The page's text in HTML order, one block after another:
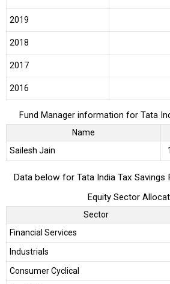
2019
2018
2017
2016
Fund Manager information for Tata
Name
Sailesh Jain
Data below for Tata India Tax Savings
Equity Sector
Sector
Financial Services
Industrials
Consumer Cyclical